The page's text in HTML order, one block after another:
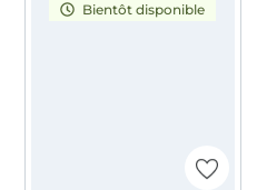
Bientôt disponible